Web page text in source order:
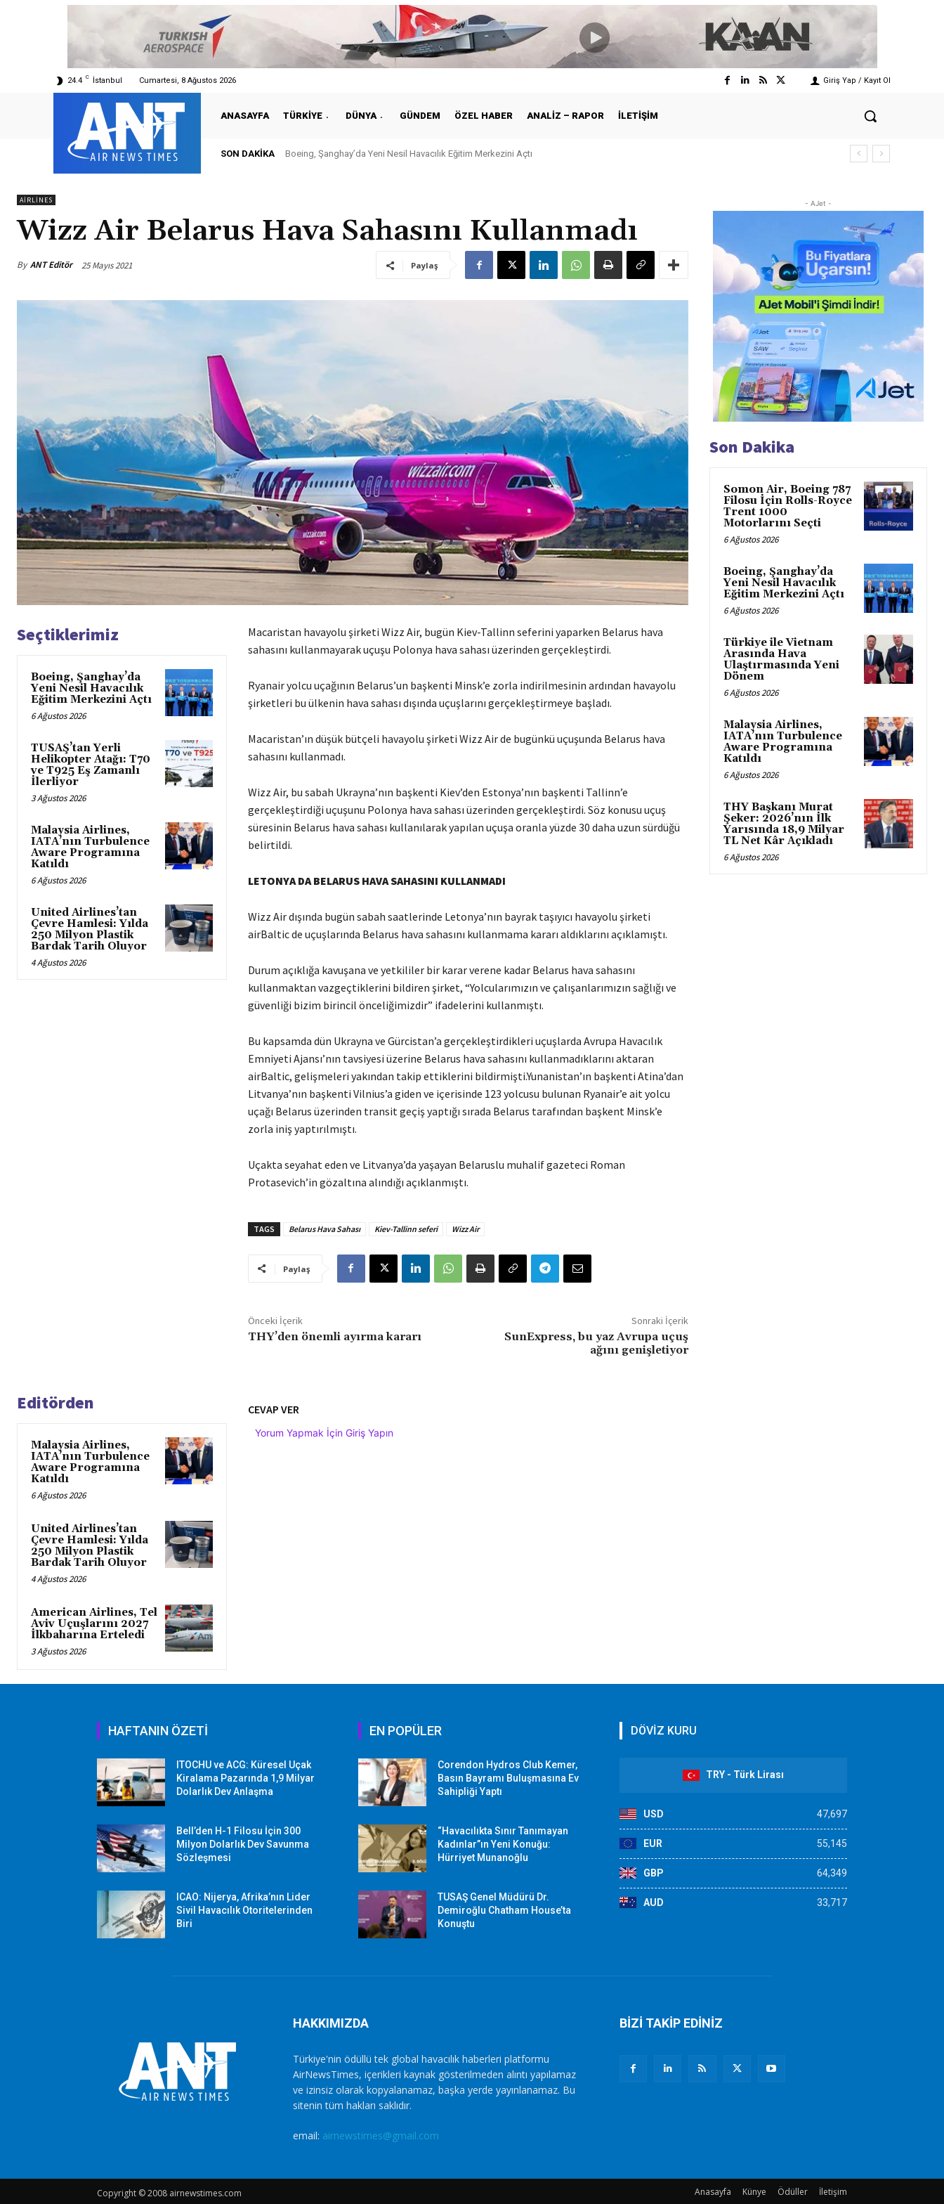
24.4 C İstanbul Cumartesi, 8 Ağustos 2026 Giriş Yap / Kayıt Ol
ANASAYFA TÜRKIYE DÜNYA GÜNDEM ÖZEL HABER ANALIZ – RAPOR İLETIŞIM
SON DAKIKA Boeing, Şanghay’da Yeni Nesil Havacılık Eğitim Merkezini Açtı
AIRLINES
Wizz Air Belarus Hava Sahasını Kullanmadı
By ANT Editör 25 Mayıs 2021 Paylaş
Seçtiklerimiz
Boeing, Şanghay’da
Yeni Nesil Havacılık
Eğitim Merkezini Açtı
6 Ağustos 2026
TUSAŞ’tan Yerli
Helikopter Atağı: T70
ve T925 Eş Zamanlı
İlerliyor
3 Ağustos 2026
Malaysia Airlines,
IATA’nın Turbulence
Aware Programına
Katıldı
6 Ağustos 2026
United Airlines’tan
Çevre Hamlesi: Yılda
250 Milyon Plastik
Bardak Tarih Oluyor
4 Ağustos 2026
Macaristan havayolu şirketi Wizz Air, bugün Kiev-Tallinn seferini yaparken Belarus hava
sahasını kullanmayarak uçuşu Polonya hava sahası üzerinden gerçekleştirdi.
Ryanair yolcu uçağının Belarus’un başkenti Minsk’e zorla indirilmesinin ardından havayolu
şirketleri bu ülkenin hava sahası dışında uçuşlarını gerçekleştirmeye başladı.
Macaristan’ın düşük bütçeli havayolu şirketi Wizz Air de bugünkü uçuşunda Belarus hava
sahasını kullanmadı.
Wizz Air, bu sabah Ukrayna’nın başkenti Kiev’den Estonya’nın başkenti Tallinn’e
gerçekleştirdiği uçuşunu Polonya hava sahası üzerinden gerçekleştirdi. Söz konusu uçuş
süresinin Belarus hava sahası kullanılarak yapılan uçuşa oranla yüzde 30 daha uzun sürdüğü
belirtildi.
LETONYA DA BELARUS HAVA SAHASINI KULLANMADI
Wizz Air dışında bugün sabah saatlerinde Letonya’nın bayrak taşıyıcı havayolu şirketi
airBaltic de uçuşlarında Belarus hava sahasını kullanmama kararı aldıklarını açıklamıştı.
Durum açıklığa kavuşana ve yetkililer bir karar verene kadar Belarus hava sahasını
kullanmaktan vazgeçtiklerini bildiren şirket, “Yolcularımızın ve çalışanlarımızın sağlığı ve
güvenliği bizim birincil önceliğimizdir” ifadelerini kullanmıştı.
Bu kapsamda dün Ukrayna ve Gürcistan’a gerçekleştirdikleri uçuşlarda Avrupa Havacılık
Emniyeti Ajansı’nın tavsiyesi üzerine Belarus hava sahasını kullanmadıklarını aktaran
airBaltic, gelişmeleri yakından takip ettiklerini bildirmişti.Yunanistan’ın başkenti Atina’dan
Litvanya’nın başkenti Vilnius’a giden ve içerisinde 123 yolcusu bulunan Ryanair’e ait yolcu
uçağı Belarus üzerinden transit geçiş yaptığı sırada Belarus tarafından başkent Minsk’e
zorla iniş yaptırılmıştı.
Uçakta seyahat eden ve Litvanya’da yaşayan Belaruslu muhalif gazeteci Roman
Protasevich’in gözaltına alındığı açıklanmıştı.
TAGS Belarus Hava Sahası Kiev-Tallinn seferi Wizz Air
Paylaş
Önceki İçerik
THY’den önemli ayırma kararı
Sonraki İçerik
SunExpress, bu yaz Avrupa uçuş
ağını genişletiyor
Editörden
Malaysia Airlines,
IATA’nın Turbulence
Aware Programına
Katıldı
6 Ağustos 2026
United Airlines’tan
Çevre Hamlesi: Yılda
250 Milyon Plastik
Bardak Tarih Oluyor
4 Ağustos 2026
American Airlines, Tel
Aviv Uçuşlarını 2027
İlkbaharına Erteledi
3 Ağustos 2026
CEVAP VER
Yorum Yapmak İçin Giriş Yapın
- AJet -
Son Dakika
Somon Air, Boeing 787
Filosu İçin Rolls-Royce
Trent 1000
Motorlarını Seçti
6 Ağustos 2026
Boeing, Şanghay’da
Yeni Nesil Havacılık
Eğitim Merkezini Açtı
6 Ağustos 2026
Türkiye ile Vietnam
Arasında Hava
Ulaştırmasında Yeni
Dönem
6 Ağustos 2026
Malaysia Airlines,
IATA’nın Turbulence
Aware Programına
Katıldı
6 Ağustos 2026
THY Başkanı Murat
Şeker: 2026’nın İlk
Yarısında 18,9 Milyar
TL Net Kâr Açıkladı
6 Ağustos 2026
HAFTANIN ÖZETİ
ITOCHU ve ACG: Küresel Uçak
Kiralama Pazarında 1,9 Milyar
Dolarlık Dev Anlaşma
Bell’den H-1 Filosu İçin 300
Milyon Dolarlık Dev Savunma
Sözleşmesi
ICAO: Nijerya, Afrika’nın Lider
Sivil Havacılık Otoritelerinden
Biri
EN POPÜLER
Corendon Hydros Club Kemer,
Basın Bayramı Buluşmasına Ev
Sahipliği Yaptı
“Havacılıkta Sınır Tanımayan
Kadınlar”ın Yeni Konuğu:
Hürriyet Munanoğlu
TUSAŞ Genel Müdürü Dr.
Demiroğlu Chatham House’ta
Konuştu
DÖVİZ KURU
TRY - Türk Lirası
USD 47,697
EUR 55,145
GBP 64,349
AUD 33,717
HAKKIMIZDA
Türkiye'nin ödüllü tek global havacılık haberleri platformu
AirNewsTimes, içerikleri kaynak gösterilmeden alıntı yapılamaz
ve izinsiz olarak kopyalanamaz, başka yerde yayınlanamaz. Bu
sitenin tüm hakları saklıdır.
email: airnewstimes@gmail.com
BİZİ TAKİP EDİNİZ
Copyright © 2008 airnewstimes.com Anasayfa Künye Ödüller İletişim